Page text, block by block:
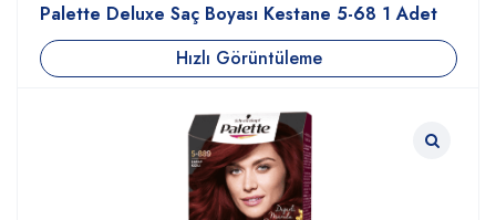
Palette Deluxe Saç Boyası Kestane 5-68 1 Adet
Hızlı Görüntüleme